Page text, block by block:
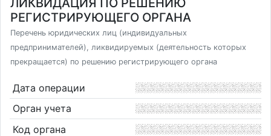
ЛИКВИДАЦИЯ ПО РЕШЕНИЮ
РЕГИСТРИРУЮЩЕГО ОРГАНА
Перечень юридических лиц (индивидуальных
предпринимателей), ликвидируемых (деятельность которых
прекращается) по решению регистрирующего органа
Дата операции
Орган учета
Код органа